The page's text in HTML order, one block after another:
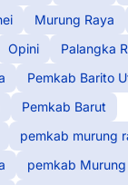
Murung Raya
Opini
Palangka
Pemkab Barito
Pemkab Barut
pemkab murung
pemkab Murung